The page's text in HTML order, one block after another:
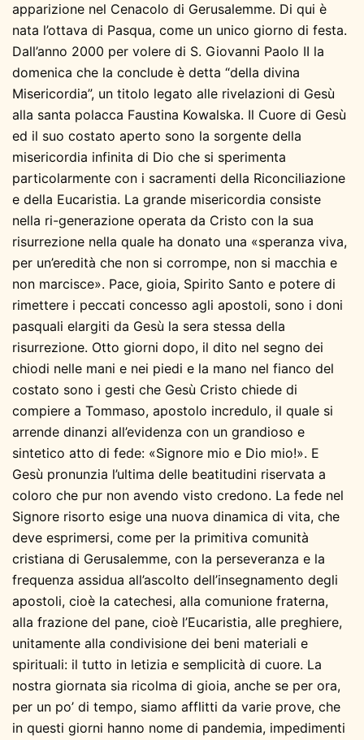
apparizione nel Cenacolo di Gerusalemme. Di qui è
nata l’ottava di Pasqua, come un unico giorno di festa.
Dall’anno 2000 per volere di S. Giovanni Paolo II la
domenica che la conclude è detta “della divina
Misericordia”, un titolo legato alle rivelazioni di Gesù
alla santa polacca Faustina Kowalska. Il Cuore di Gesù
ed il suo costato aperto sono la sorgente della
misericordia infinita di Dio che si sperimenta
particolarmente con i sacramenti della Riconciliazione
e della Eucaristia. La grande misericordia consiste
nella ri-generazione operata da Cristo con la sua
risurrezione nella quale ha donato una «speranza viva,
per un’eredità che non si corrompe, non si macchia e
non marcisce». Pace, gioia, Spirito Santo e potere di
rimettere i peccati concesso agli apostoli, sono i doni
pasquali elargiti da Gesù la sera stessa della
risurrezione. Otto giorni dopo, il dito nel segno dei
chiodi nelle mani e nei piedi e la mano nel fianco del
costato sono i gesti che Gesù Cristo chiede di
compiere a Tommaso, apostolo incredulo, il quale si
arrende dinanzi all’evidenza con un grandioso e
sintetico atto di fede: «Signore mio e Dio mio!». E
Gesù pronunzia l’ultima delle beatitudini riservata a
coloro che pur non avendo visto credono. La fede nel
Signore risorto esige una nuova dinamica di vita, che
deve esprimersi, come per la primitiva comunità
cristiana di Gerusalemme, con la perseveranza e la
frequenza assidua all’ascolto dell’insegnamento degli
apostoli, cioè la catechesi, alla comunione fraterna,
alla frazione del pane, cioè l’Eucaristia, alle preghiere,
unitamente alla condivisione dei beni materiali e
spirituali: il tutto in letizia e semplicità di cuore. La
nostra giornata sia ricolma di gioia, anche se per ora,
per un po’ di tempo, siamo afflitti da varie prove, che
in questi giorni hanno nome di pandemia, impedimenti